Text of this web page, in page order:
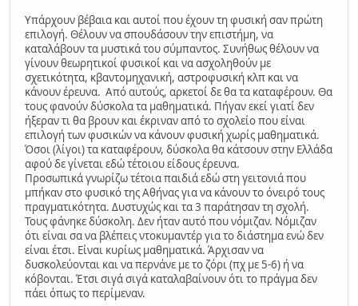
Υπάρχουν βέβαια και αυτοί που έχουν τη φυσική σαν πρώτη
επιλογή. Θέλουν να σπουδάσουν την επιστήμη, να
καταλάβουν τα μυστικά του σύμπαντος. Συνήθως θέλουν να
γίνουν θεωρητικοί φυσικοί και να ασχοληθούν με
σχετικότητα, κβαντομηχανική, αστροφυσική κλπ και να
κάνουν έρευνα. Από αυτούς, αρκετοί δε θα τα καταφέρουν. Θα
τους φανούν δύσκολα τα μαθηματικά. Πήγαν εκεί γιατί δεν
ήξεραν τι θα βρουν και έκριναν από το σχολείο που είναι
επιλογή των φυσικών να κάνουν φυσική χωρίς μαθηματικά.
Όσοι (λίγοι) τα καταφέρουν, δύσκολα θα κάτσουν στην Ελλάδα
αφού δε γίνεται εδώ τέτοιου είδους έρευνα.
Προσωπικά γνωρίζω τέτοια παιδιά εδώ στη γειτονιά που
μπήκαν στο φυσικό της Αθήνας για να κάνουν το όνειρό τους
πραγματικότητα. Δυστυχώς και τα 3 παράτησαν τη σχολή.
Τους φάνηκε δύσκολη. Δεν ήταν αυτό που νόμιζαν. Νόμιζαν
ότι είναι σα να βλέπεις ντοκυμαντέρ για το διάστημα ενώ δεν
είναι έτσι. Είναι κυρίως μαθηματικά. Άρχισαν να
δυσκολεύονται και να περνάνε με το ζόρι (πχ με 5-6) ή να
κόβονται. Έτσι σιγά σιγά καταλαβαίνουν ότι το πράγμα δεν
πάει όπως το περίμεναν.